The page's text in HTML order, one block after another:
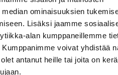
ominaisuuksien
Lisäksi jaamme
alan kumppaneillemme
voivat yhdistää
antanut heille tai joita on
Lisätiedot:…